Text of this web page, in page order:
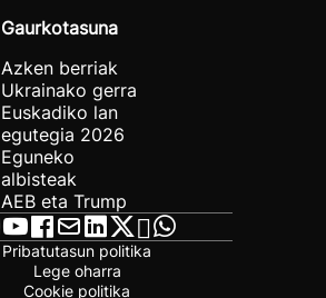
Gaurkotasuna
Azken berriak
Ukrainako gerra
Euskadiko lan
egutegia 2026
Eguneko
albisteak
AEB eta Trump
Pribatutasun politika
Lege oharra
Cookie politika